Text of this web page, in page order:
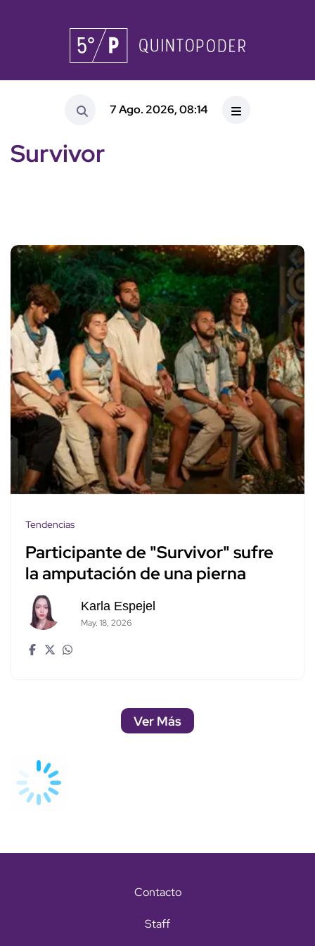
7 Ago. 2026, 08:14
Survivor
Tendencias
Participante de "Survivor" sufre
la amputación de una pierna
Karla Espejel
May. 18, 2026
Ver Más
Contacto
Staff